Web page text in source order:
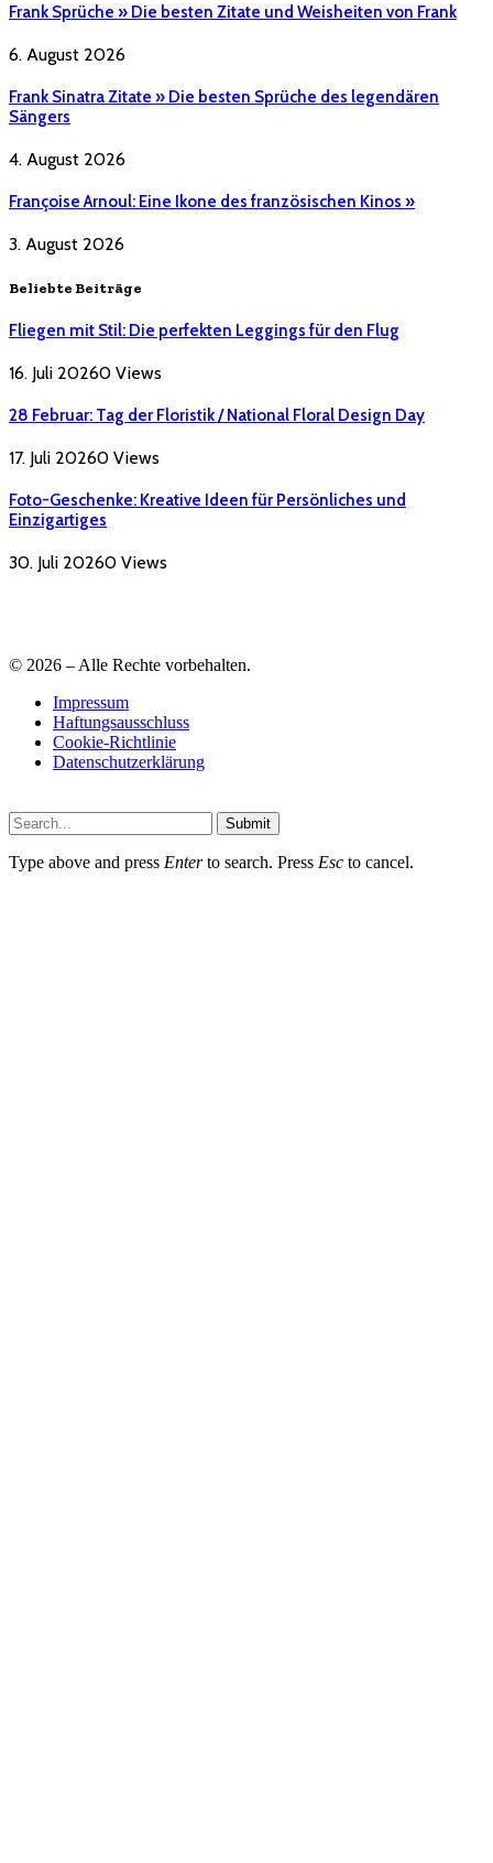
Frank Sprüche » Die besten Zitate und Weisheiten von Frank
6. August 2026
Frank Sinatra Zitate » Die besten Sprüche des legendären
Sängers
4. August 2026
Françoise Arnoul: Eine Ikone des französischen Kinos »
3. August 2026
Beliebte Beiträge
Fliegen mit Stil: Die perfekten Leggings für den Flug
16. Juli 20260 Views
28 Februar: Tag der Floristik / National Floral Design Day
17. Juli 20260 Views
Foto-Geschenke: Kreative Ideen für Persönliches und
Einzigartiges
30. Juli 20260 Views
© 2026 – Alle Rechte vorbehalten.
Impressum
Haftungsausschluss
Cookie-Richtlinie
Datenschutzerklärung
Submit
Type above and press Enterto search. Press Esc to cancel.